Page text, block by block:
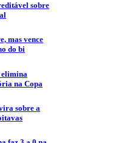
sobre
mas vence
do bi
elimina
na Copa
sobre a